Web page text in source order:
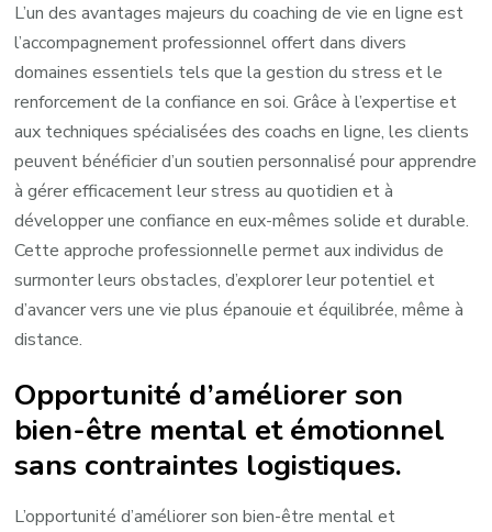
L’un des avantages majeurs du coaching de vie en ligne est
l’accompagnement professionnel offert dans divers
domaines essentiels tels que la gestion du stress et le
renforcement de la confiance en soi. Grâce à l’expertise et
aux techniques spécialisées des coachs en ligne, les clients
peuvent bénéficier d’un soutien personnalisé pour apprendre
à gérer efficacement leur stress au quotidien et à
développer une confiance en eux-mêmes solide et durable.
Cette approche professionnelle permet aux individus de
surmonter leurs obstacles, d’explorer leur potentiel et
d’avancer vers une vie plus épanouie et équilibrée, même à
distance.
Opportunité d’améliorer son
bien-être mental et émotionnel
sans contraintes logistiques.
L’opportunité d’améliorer son bien-être mental et